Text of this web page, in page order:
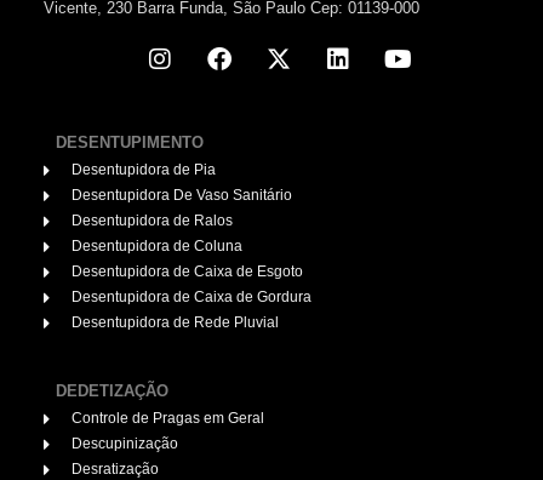
Vicente, 230 Barra Funda, São Paulo Cep: 01139-000
DESENTUPIMENTO
Desentupidora de Pia
Desentupidora De Vaso Sanitário
Desentupidora de Ralos
Desentupidora de Coluna
Desentupidora de Caixa de Esgoto
Desentupidora de Caixa de Gordura
Desentupidora de Rede Pluvial
DEDETIZAÇÃO
Controle de Pragas em Geral
Descupinização
Desratização